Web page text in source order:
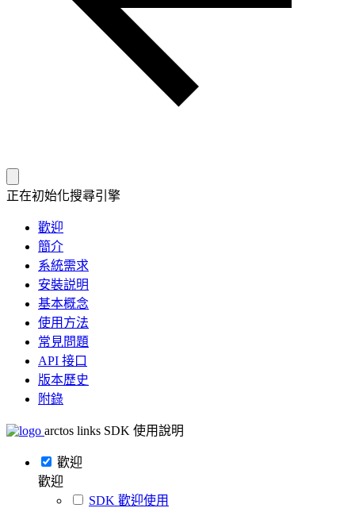
正在初始化搜尋引擎
歡迎
簡介
系統需求
安裝説明
基本概念
使用方法
常見問題
API 接口
版本歷史
附錄
arctos links SDK 使用說明
歡迎
歡迎
SDK 歡迎使用